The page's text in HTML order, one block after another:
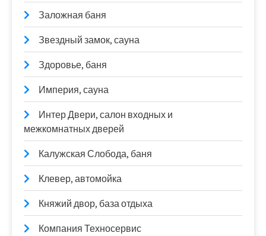
Заложная баня
Звездный замок, сауна
Здоровье, баня
Империя, сауна
Интер Двери, салон входных и
межкомнатных дверей
Калужская Слобода, баня
Клевер, автомойка
Княжий двор, база отдыха
Компания Техносервис